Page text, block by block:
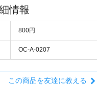
情報
800円
OC-A-0207
この商品を友達に教える